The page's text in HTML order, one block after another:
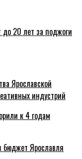
20 лет за поджоги
Ярославской
индустрий
к 4 годам
бюджет Ярославля